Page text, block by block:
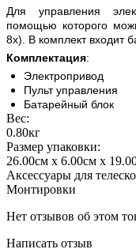
Для управления
помощью которого
8x). В комплект входит
Комплектация:
Электропривод
Пульт управления
Батарейный блок
Вес:
0.80кг
Размер упаковки:
26.00см x 6.00см x
Аксессуары для
Монтировки
Нет отзывов об этом
Написать отзыв